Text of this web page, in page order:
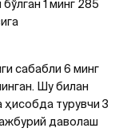
1 минг 285
сабабли 6 минг
Шу билан
ҳисобда турувчи 3
даволаш